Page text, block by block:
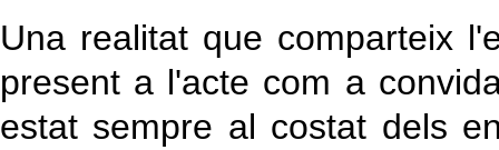
Una realitat que comparteix
present a l'acte com a
estat sempre al costat dels